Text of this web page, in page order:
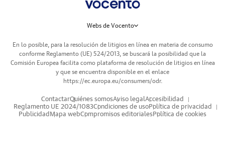
Webs de Vocento
En lo posible, para la resolución de litigios en línea en materia de consumo
conforme Reglamento (UE) 524/2013, se buscará la posibilidad que la
Comisión Europea facilita como plataforma de resolución de litigios en línea
y que se encuentra disponible en el enlace
https://ec.europa.eu/consumers/odr.
ContactarQuiénes somosAviso legalAccesibilidad
Reglamento UE 2024/1083Condiciones de usoPolítica de privacidad
Publicidad Mapa webCompromisos editorialesPolítica de cookies